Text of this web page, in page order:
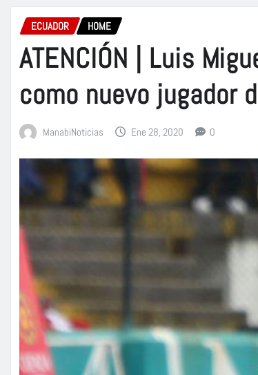
ECUADOR HOME
ATENCIÓN | Luis
como nuevo jugador
ManabiNoticias Ene 28, 2020 0